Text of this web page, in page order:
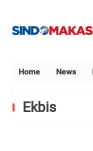
Home News
Ekbis